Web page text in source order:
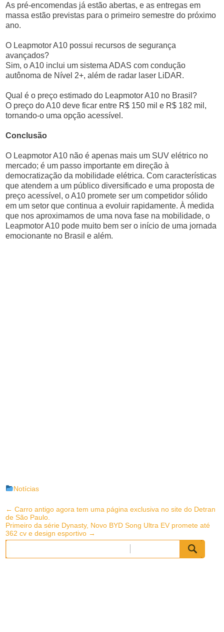
As pré-encomendas já estão abertas, e as entregas em
massa estão previstas para o primeiro semestre do próximo
ano.
O Leapmotor A10 possui recursos de segurança
avançados?
Sim, o A10 inclui um sistema ADAS com condução
autônoma de Nível 2+, além de radar laser LiDAR.
Qual é o preço estimado do Leapmotor A10 no Brasil?
O preço do A10 deve ficar entre R$ 150 mil e R$ 182 mil,
tornando-o uma opção acessível.
Conclusão
O Leapmotor A10 não é apenas mais um SUV elétrico no
mercado; é um passo importante em direção à
democratização da mobilidade elétrica. Com características
que atendem a um público diversificado e uma proposta de
preço acessível, o A10 promete ser um competidor sólido
em um setor que continua a evoluir rapidamente. À medida
que nos aproximamos de uma nova fase na mobilidade, o
Leapmotor A10 pode muito bem ser o início de uma jornada
emocionante no Brasil e além.
Notícias
Post
navigation
← Carro antigo agora tem uma página exclusiva no site do Detran
de São Paulo.
Primeiro da série Dynasty, Novo BYD Song Ultra EV promete até
362 cv e design esportivo →
Pesquisar
por: